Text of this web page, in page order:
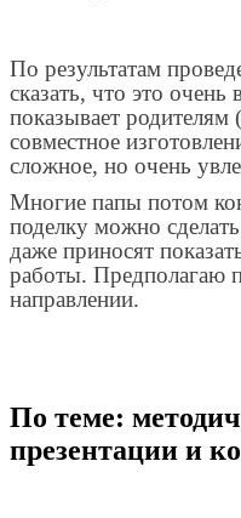
По результатам
сказать, что это очень
показывает
совместное
сложное, но очень
Многие папы потом
поделку можно
даже приносят
работы. Предполагаю
направлении.
По теме:
презентации и